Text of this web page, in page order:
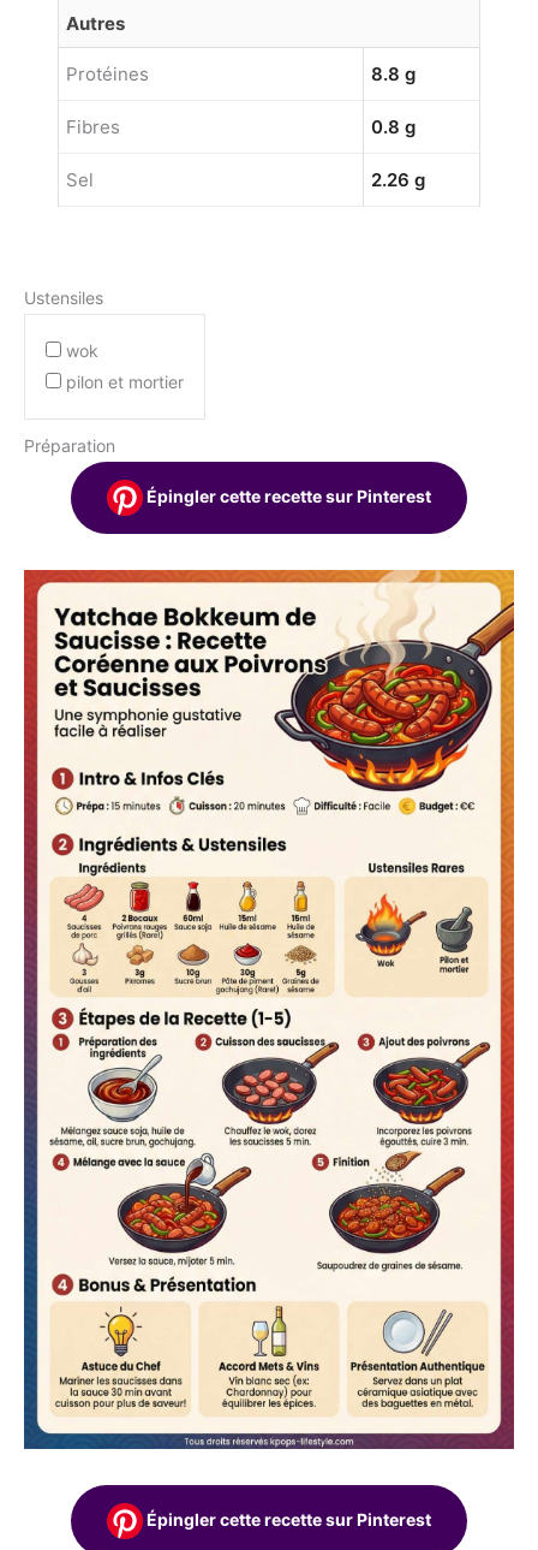
Autres
Protéines 8.8 g
Fibres 0.8 g
Sel 2.26 g
Ustensiles
wok
pilon et mortier
Préparation
Épingler cette recette sur Pinterest
Épingler cette recette sur Pinterest